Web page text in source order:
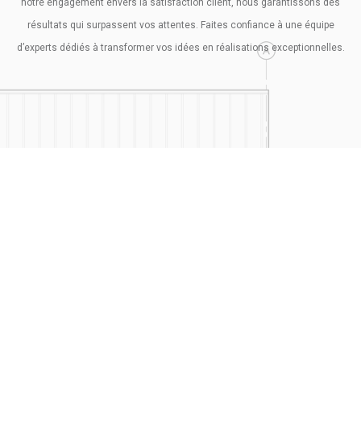
notre engagement envers la satisfaction client, nous garantissons des
résultats qui surpassent vos attentes. Faites confiance à une équipe
d’experts dédiés à transformer vos idées en réalisations exceptionnelles.